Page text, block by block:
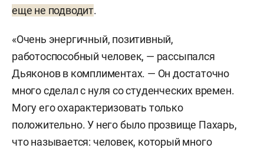
еще не подводит.
«Очень энергичный, позитивный,
работоспособный человек, — рассыпался
Дьяконов в комплиментах. — Он достаточно
много сделал с нуля со студенческих времен.
Могу его охарактеризовать только
положительно. У него было прозвище Пахарь,
что называется: человек, который много